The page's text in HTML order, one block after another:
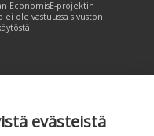
evästeistä
EconomisE-projektin
ei ole vastuussa sivuston